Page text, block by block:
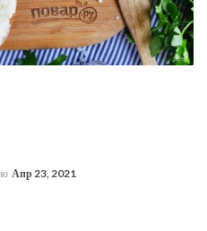
Апр 23, 2021